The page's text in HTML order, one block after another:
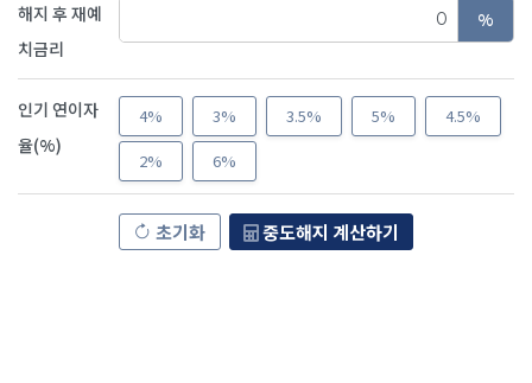
해지 후 재예
치금리
%
인기 연이자
율(%)
4% 3% 3.5% 5%
4.5%
2%
6%
초기화 중도해지 계산하기